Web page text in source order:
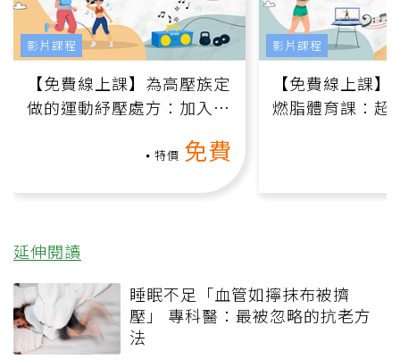
【免費線上課】為高壓族定
做的運動紓壓處方：加入行
特價 免費
影片課程
【免費線上課
燃脂體育課：超
影片課程
延伸閱讀
睡眠不足「血管如擰抹布被擠
壓」 專科醫：最被忽略的抗老方
法